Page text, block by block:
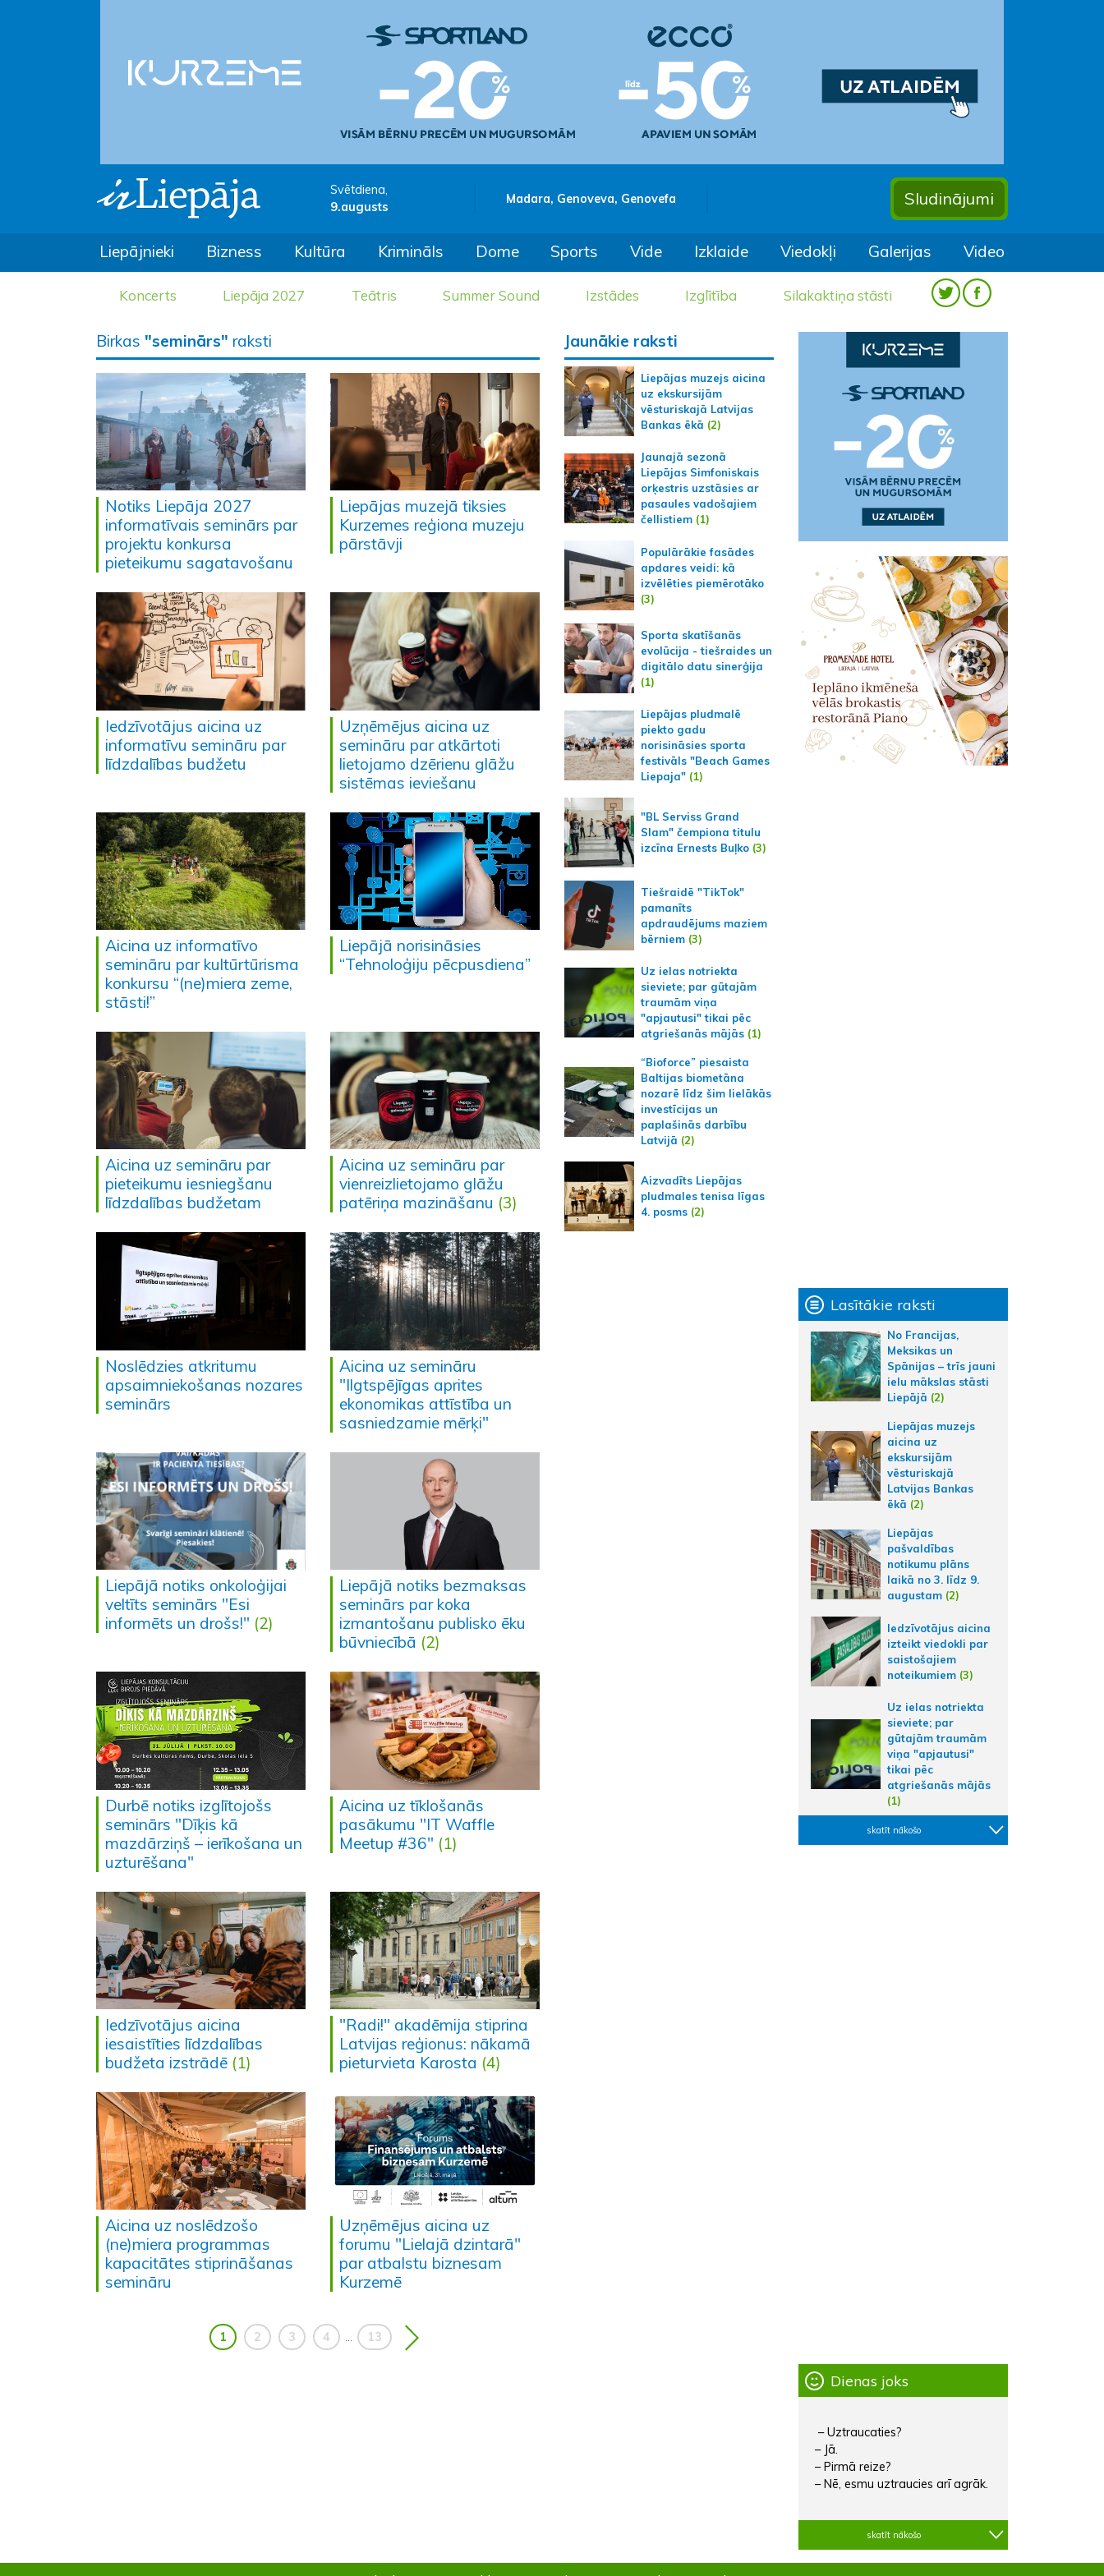
Svētdiena,
9.augusts
Madara, Genoveva, Genovefa Sludinājumi
Liepājnieki Bizness Kultūra Krimināls Dome Sports Vide Izklaide Viedokļi Galerijas Video
Koncerts Liepāja 2027 Teātris Summer Sound Izstādes Izglītība Silakaktiņa stāsti
Birkas "seminārs" raksti
Notiks Liepāja 2027
informatīvais seminārs par
projektu konkursa
pieteikumu sagatavošanu
Liepājas muzejā tiksies
Kurzemes reģiona muzeju
pārstāvji
Iedzīvotājus aicina uz
informatīvu semināru par
līdzdalības budžetu
Uzņēmējus aicina uz
semināru par atkārtoti
lietojamo dzērienu glāžu
sistēmas ieviešanu
Aicina uz informatīvo
semināru par kultūrtūrisma
konkursu “(ne)miera zeme,
stāsti!”
Liepājā norisināsies
“Tehnoloģiju pēcpusdiena”
Aicina uz semināru par
pieteikumu iesniegšanu
līdzdalības budžetam
Aicina uz semināru par
vienreizlietojamo glāžu
patēriņa mazināšanu (3)
Noslēdzies atkritumu
apsaimniekošanas nozares
seminārs
Aicina uz semināru
"Ilgtspējīgas aprites
ekonomikas attīstība un
sasniedzamie mērķi"
Liepājā notiks onkoloģijai
veltīts seminārs "Esi
informēts un drošs!" (2)
Liepājā notiks bezmaksas
seminārs par koka
izmantošanu publisko ēku
būvniecībā (2)
Durbē notiks izglītojošs
seminārs "Dīķis kā
mazdārziņš – ierīkošana un
uzturēšana"
Aicina uz tīklošanās
pasākumu "IT Waffle
Meetup #36" (1)
Iedzīvotājus aicina
iesaistīties līdzdalības
budžeta izstrādē (1)
"Radi!" akadēmija stiprina
Latvijas reģionus: nākamā
pieturvieta Karosta (4)
Aicina uz noslēdzošo
(ne)miera programmas
kapacitātes stiprināšanas
semināru
Uzņēmējus aicina uz
forumu "Lielajā dzintarā"
par atbalstu biznesam
Kurzemē
1 2 3 4 13
Jaunākie raksti
Liepājas muzejs aicina
uz ekskursijām
vēsturiskajā Latvijas
Bankas ēkā (2)
Jaunajā sezonā
Liepājas Simfoniskais
orķestris uzstāsies ar
pasaules vadošajiem
čellistiem (1)
Populārākie fasādes
apdares veidi: kā
izvēlēties piemērotāko
(3)
Sporta skatīšanās
evolūcija - tiešraides un
digitālo datu sinerģija
(1)
Liepājas pludmalē
piekto gadu
norisināsies sporta
festivāls "Beach Games
Liepaja" (1)
"BL Serviss Grand
Slam" čempiona titulu
izcīna Ernests Buļko (3)
Tiešraidē "TikTok"
pamanīts
apdraudējums maziem
bērniem (3)
Uz ielas notriekta
sieviete; par gūtajām
traumām viņa
"apjautusi" tikai pēc
atgriešanās mājās (1)
“Bioforce” piesaista
Baltijas biometāna
nozarē līdz šim lielākās
investīcijas un
paplašinās darbību
Latvijā (2)
Aizvadīts Liepājas
pludmales tenisa līgas
4. posms (2)
Lasītākie raksti
No Francijas,
Meksikas un
Spānijas – trīs jauni
ielu mākslas stāsti
Liepājā (2)
Liepājas muzejs
aicina uz
ekskursijām
vēsturiskajā
Latvijas Bankas
ēkā (2)
Liepājas
pašvaldības
notikumu plāns
laikā no 3. līdz 9.
augustam (2)
Iedzīvotājus aicina
izteikt viedokli par
saistošajiem
noteikumiem (3)
Uz ielas notriekta
sieviete; par
gūtajām traumām
viņa "apjautusi"
tikai pēc
atgriešanās mājās
(1)
skatīt nākošo
Dienas joks
– Uztraucaties?
– Jā.
– Pirmā reize?
– Nē, esmu uztraucies arī agrāk.
skatīt nākošo